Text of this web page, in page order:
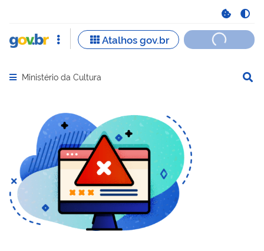
Abrir menu principal de navegação
Ministério da Cultura